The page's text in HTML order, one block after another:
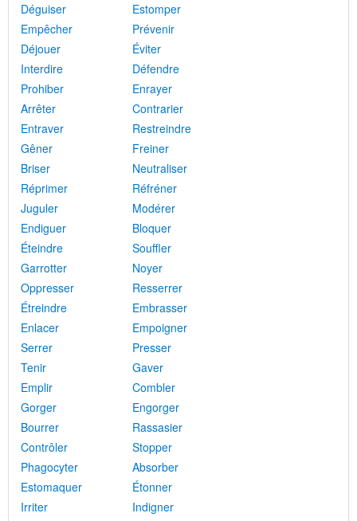
Déguiser
Estomper
Empêcher
Prévenir
Déjouer
Éviter
Interdire
Défendre
Prohiber
Enrayer
Arrêter
Contrarier
Entraver
Restreindre
Gêner
Freiner
Briser
Neutraliser
Réprimer
Réfréner
Juguler
Modérer
Endiguer
Bloquer
Éteindre
Souffler
Garrotter
Noyer
Oppresser
Resserrer
Étreindre
Embrasser
Enlacer
Empoigner
Serrer
Presser
Tenir
Gaver
Emplir
Combler
Gorger
Engorger
Bourrer
Rassasier
Contrôler
Stopper
Phagocyter
Absorber
Estomaquer
Étonner
Irriter
Indigner